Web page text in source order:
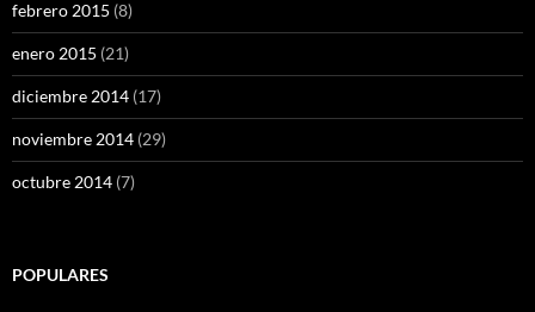
febrero 2015 (8)
enero 2015 (21)
diciembre 2014 (17)
noviembre 2014 (29)
octubre 2014 (7)
POPULARES